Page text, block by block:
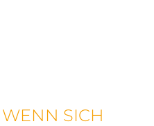
WENN SICH